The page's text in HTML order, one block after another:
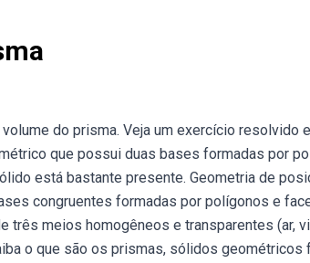
do prisma. Veja um exercício resolvido
que possui duas bases formadas por
está bastante presente. Geometria de
congruentes formadas por polígonos e
três meios homogêneos e transparentes (ar,
o que são os prismas, sólidos geométricos